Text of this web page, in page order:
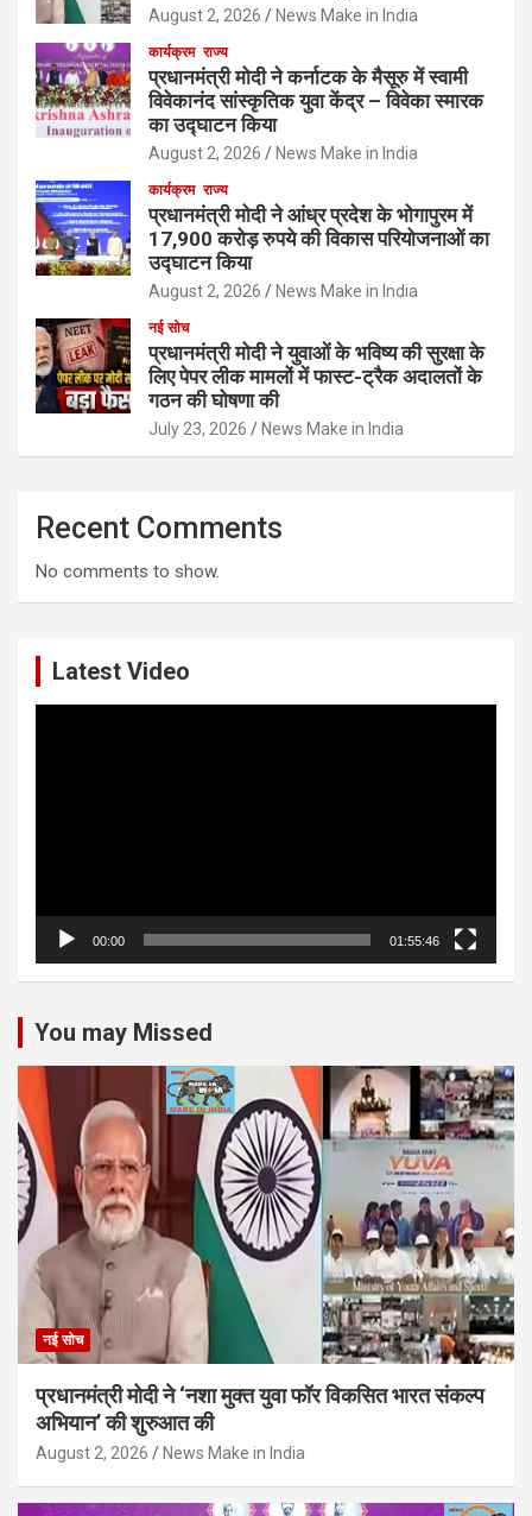
August 2, 2026 News Make in India
कार्यक्रम राज्य
प्रधानमंत्री मोदी ने कर्नाटक के मैसूरु में स्वामी
विवेकानंद सांस्कृतिक युवा केंद्र – विवेका स्मारक
का उद्घाटन किया
August 2, 2026 News Make in India
कार्यक्रम राज्य
प्रधानमंत्री मोदी ने आंध्र प्रदेश के भोगापुरम में
17,900 करोड़ रुपये की विकास परियोजनाओं का
उद्घाटन किया
August 2, 2026 News Make in India
नई सोच
प्रधानमंत्री मोदी ने युवाओं के भविष्य की सुरक्षा के
लिए पेपर लीक मामलों में फास्ट-ट्रैक अदालतों के
गठन की घोषणा की
July 23, 2026 News Make in India
Recent Comments
No comments to show.
Latest Video
00:00 01:55:46
You may Missed
नई सोच
प्रधानमंत्री मोदी ने ‘नशा मुक्त युवा फॉर विकसित भारत संकल्प
अभियान’ की शुरुआत की
August 2, 2026 News Make in India